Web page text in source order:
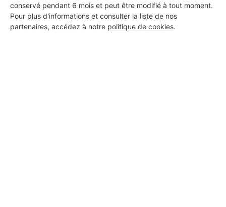
conservé pendant 6 mois et peut être modifié à tout moment.
Pour plus d'informations et consulter la liste de nos
partenaires, accédez à notre politique de cookies.